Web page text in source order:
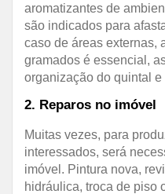
aromatizantes de
são indicados para
caso de áreas externas,
gramados é essencial,
organização do quintal
2. Reparos no imóvel
Muitas vezes, para
interessados, será
imóvel. Pintura nova,
hidráulica, troca de piso